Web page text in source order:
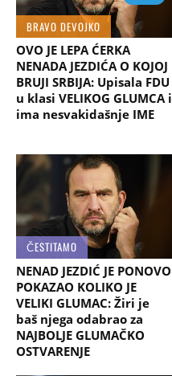
BRAVO DEVOJKO
OVO JE LEPA ĆERKA
NENADA JEZDIĆA O KOJOJ
BRUJI SRBIJA: Upisala FDU
u klasi VELIKOG GLUMCA i
ima nesvakidašnje IME
ČESTITAMO
NENAD JEZDIĆ JE PONOVO
POKAZAO KOLIKO JE
VELIKI GLUMAC: Žiri je
baš njega odabrao za
NAJBOLJE GLUMAČKO
OSTVARENJE